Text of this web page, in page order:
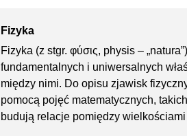
Fizyka
Fizyka (z stgr. φύσις, physis –
fundamentalnych i uniwersalnych
między nimi. Do opisu zjawisk
pomocą pojęć matematycznych,
budują relacje pomiędzy